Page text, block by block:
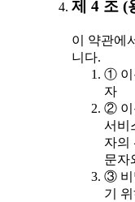
제 4 조 (
이 약관에
니다.
① 이
자
② 이
서비
자의
문자
③ 비
기